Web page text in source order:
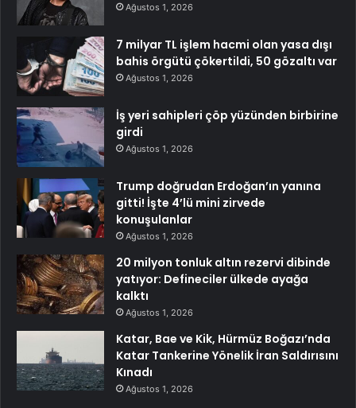
Ağustos 1, 2026
7 milyar TL işlem hacmi olan yasa dışı
bahis örgütü çökertildi, 50 gözaltı var
Ağustos 1, 2026
İş yeri sahipleri çöp yüzünden birbirine
girdi
Ağustos 1, 2026
Trump doğrudan Erdoğan’ın yanına
gitti! İşte 4’lü mini zirvede
konuşulanlar
Ağustos 1, 2026
20 milyon tonluk altın rezervi dibinde
yatıyor: Defineciler ülkede ayağa
kalktı
Ağustos 1, 2026
Katar, Bae ve Kik, Hürmüz Boğazı’nda
Katar Tankerine Yönelik İran Saldırısını
Kınadı
Ağustos 1, 2026